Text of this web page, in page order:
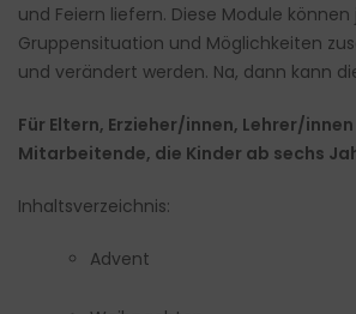
und Feiern liefern. Diese Module
Gruppensituation und Möglichkeiten
und verändert werden. Na, dann kann
Für Eltern, Erzieher/innen, Lehrer/
Mitarbeitende, die Kinder ab sechs
Inhaltsverzeichnis:
Advent